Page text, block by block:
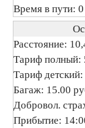
Время в пути:
Расстояние:
Тариф полный:
Тариф
Багаж: 15.00
Добровол.
Прибытие: